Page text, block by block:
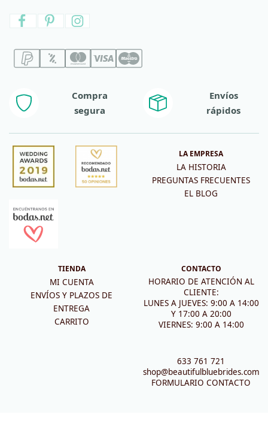
Compra
segura
Envíos
rápidos
LA EMPRESA
LA HISTORIA
PREGUNTAS FRECUENTES
EL BLOG
TIENDA
MI CUENTA
ENVÍOS Y PLAZOS DE
ENTREGA
CARRITO
CONTACTO
HORARIO DE ATENCIÓN AL
CLIENTE:
LUNES A JUEVES: 9:00 A 14:00
Y 17:00 A 20:00
VIERNES: 9:00 A 14:00
633 761 721
shop@beautifulbluebrides.com
FORMULARIO CONTACTO